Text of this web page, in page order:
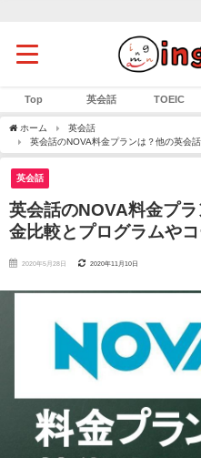
Top 英会話 TOEIC
ホーム
英会話
英会話のNOVA料金プランは？他の英会
英会話
英会話のNOVA料金プ
金比較とプログラムや
2020年5月28日 2020年11月10日